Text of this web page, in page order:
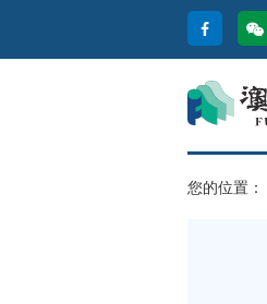
您的位置：